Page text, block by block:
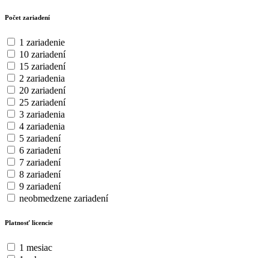
Počet zariadení
1 zariadenie
10 zariadení
15 zariadení
2 zariadenia
20 zariadení
25 zariadení
3 zariadenia
4 zariadenia
5 zariadení
6 zariadení
7 zariadení
8 zariadení
9 zariadení
neobmedzene zariadení
Platnosť licencie
1 mesiac